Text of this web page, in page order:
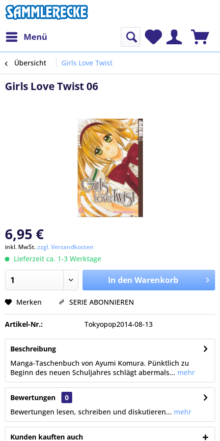
Menü
Übersicht Girls Love Twist
Girls Love Twist 06
6,95 €
inkl. MwSt.zzgl. Versandkosten
Lieferzeit ca. 1-3 Werktage
In den Warenkorb
Merken SERIE ABONNIEREN
Artikel-Nr.: Tokyopop2014-08-13
Beschreibung
Manga-Taschenbuch von Ayumi Komura. Pünktlich zu
Beginn des neuen Schuljahres schlägt abermals... mehr
Bewertungen
0
Bewertungen lesen, schreiben und diskutieren... mehr
Kunden kauften auch